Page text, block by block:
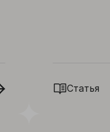
Статья